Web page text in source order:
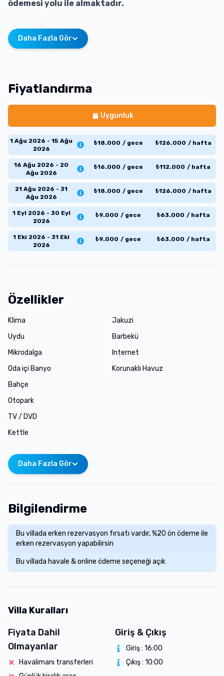
ödemesi yolu ile almaktadır.
Daha Fazla Gör
Fiyatlandırma
Uygunluk
1 Ağu 2026 - 15 Ağu
2026
₺18.000 / gece ₺126.000 / hafta
16 Ağu 2026 - 20
Ağu 2026
₺16.000 / gece ₺112.000 / hafta
21 Ağu 2026 - 31
Ağu 2026
₺18.000 / gece ₺126.000 / hafta
1 Eyl 2026 - 30 Eyl
2026
₺9.000 / gece ₺63.000 / hafta
1 Eki 2026 - 31 Eki
2026
₺9.000 / gece ₺63.000 / hafta
Özellikler
Klima
Uydu
Mikrodalga
Oda içi Banyo
Jakuzi
Barbekü
Internet
Korunaklı Havuz
Bahçe
Otopark
TV / DVD
Kettle
Daha Fazla Gör
Bilgilendirme
Bu villada erken rezervasyon fırsatı vardır, %20 ön ödeme ile
erken rezervasyon yapabilirsin
Bu villada havale & online ödeme seçeneği açık
Villa Kuralları
Fiyata Dahil
Olmayanlar
Havalimanı transferleri
Giriş & Çıkış
Giriş : 16:00
Çıkış : 10:00